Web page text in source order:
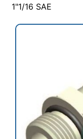
1"1/16 SAE